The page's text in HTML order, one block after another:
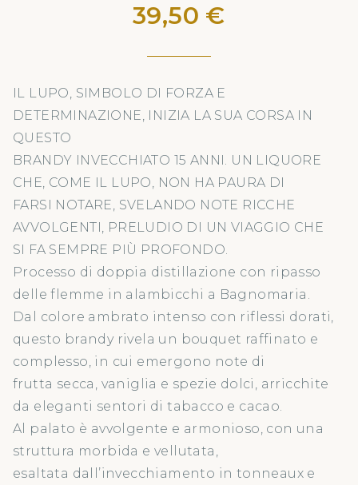
39,50 €
IL LUPO, SIMBOLO DI FORZA E
DETERMINAZIONE, INIZIA LA SUA CORSA IN
QUESTO
BRANDY INVECCHIATO 15 ANNI. UN LIQUORE
CHE, COME IL LUPO, NON HA PAURA DI
FARSI NOTARE, SVELANDO NOTE RICCHE
AVVOLGENTI, PRELUDIO DI UN VIAGGIO CHE
SI FA SEMPRE PIÙ PROFONDO.
Processo di doppia distillazione con ripasso
delle flemme in alambicchi a Bagnomaria.
Dal colore ambrato intenso con riflessi dorati,
questo brandy rivela un bouquet raffinato e
complesso, in cui emergono note di
frutta secca, vaniglia e spezie dolci, arricchite
da eleganti sentori di tabacco e cacao.
Al palato è avvolgente e armonioso, con una
struttura morbida e vellutata,
esaltata dall’invecchiamento in tonneaux e